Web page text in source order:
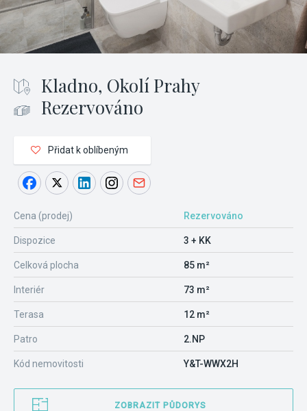
Kladno, Okolí Prahy
Rezervováno
Přidat k oblíbeným
Cena (prodej) Rezervováno
Dispozice 3 + KK
Celková plocha 85 m²
Interiér 73 m²
Terasa 12 m²
Patro 2.NP
Kód nemovitosti Y&T-WWX2H
ZOBRAZIT PŮDORYS